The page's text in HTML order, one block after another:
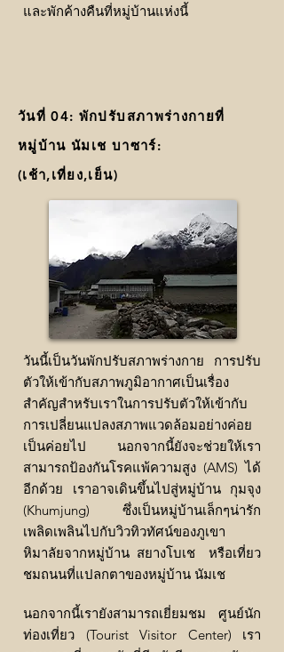
และพักค้างคืนที่หมู่บ้านแห่งนี้
วันที่ 04: พักปรับสภาพร่างกายที่
หมู่บ้าน นัมเช บาซาร์:
(เช้า,เที่ยง,เย็น)
วันนี้เป็นวันพักปรับสภาพร่างกาย การปรับ
ตัวให้เข้ากับสภาพภูมิอากาศเป็นเรื่อง
สำคัญสำหรับเราในการปรับตัวให้เข้ากับ
การเปลี่ยนแปลงสภาพแวดล้อมอย่างค่อย
เป็นค่อยไป นอกจากนี้ยังจะช่วยให้เรา
สามารถป้องกันโรคแพ้ความสูง (AMS) ได้
อีกด้วย เราอาจเดินขึ้นไปสู่หมู่บ้าน กุมจุง
(Khumjung) ซึ่งเป็นหมู่บ้านเล็กๆน่ารัก
เพลิดเพลินไปกับวิวทิวทัศน์ของภูเขา
หิมาลัยจากหมู่บ้าน สยางโบเช หรือเที่ยว
ชมถนนที่แปลกตาของหมู่บ้าน นัมเช
นอกจากนี้เรายังสามารถเยี่ยมชม ศูนย์นัก
ท่องเที่ยว (Tourist Visitor Center) เรา